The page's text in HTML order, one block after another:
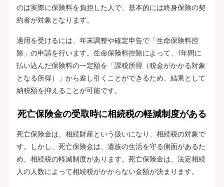
のは実際に保険料を負担した人で、基本的には終身保険の契
約者が対象となります。
適用を受けるには、年末調整や確定申告で「生命保険料控
除」の申請を行います。生命保険料控除によって、1年間に
払い込んだ保険料の一定額を「課税所得（税金がかかる対象
となる所得）」から差し引くことができるため、結果として
納税額を抑えることが可能です。
死亡保険金の受取時に相続税の軽減制度がある
死亡保険金は、相続財産という扱いになり、相続税の対象で
す。しかし、死亡保険金は、遺族の生活を守る側面があるた
め、相続税の軽減制度があります。死亡保険金は、法定相続
人の人数によって相続税がかからない金額が決まります。